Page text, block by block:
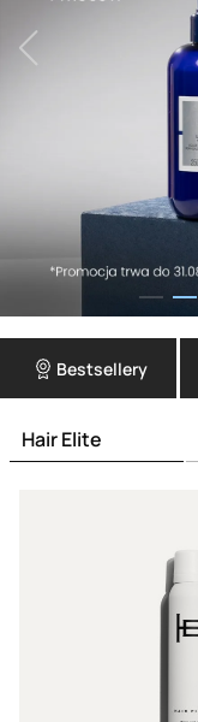
Bestsellery
Hair Elite